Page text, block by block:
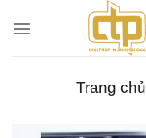
đến
Trang chủ